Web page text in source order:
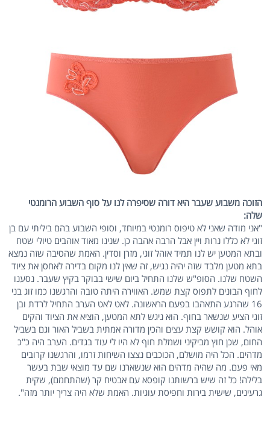
הזוכה משבוע שעבר היא דורה שסיפרה לנו על סוף השבוע הרומנטי
שלה:
"אני מודה שאני לא טיפוס רומנטי במיוחד, וסופי השבוע בהם ביליתי עם בן
זוגי לא כללו נרות ויין אבל הרבה אהבה כן. שנינו מאוד אוהבים טיולי שטח
ובתא המטען יש לנו תמיד אוהל זוגי, מזרן וסדין. האמת שהסיבה שזה נמצא
בתא מטען מלבד שזה יהיה נגיש, זה שאין לנו מקום בדירה לאחסן את ציוד
השטח שלנו. הסופ"ש שלנו התחיל ביום שישי בבוקר בקיץ שעבר. נסענו
לחוף הבונים לתפוס קצת שמש. האווירה היתה טובה והרגשנו כמו זוג בני
16 שהרגע התאהבו בפעם הראשונה. לאט לאט הערב התחיל לרדת ובן
זוגי הציע שנשאר בחוף. הוא ניגש לתא המטען, הוציא את הציוד והקים
אוהל. הוא קושש קצת עצים והכין מדורה אמתית בשביל האור וגם בשביל
החום, שכן חוץ מביקיני ושמלת חוף לא היו לי עוד בגדים. הערב היה כ"כ
מדהים. הכל היה מושלם, הכוכבים נצצו השיחות זרמו, והרגשנו קרובים
מאי פעם. מה שהיה מדהים הוא שנשארנו שם עד מוצאי שבת בעשר
בלילה! כל זה שיש ברשותנו קופסא עם אבטיח קר (שהתחמם), שקית
גרעינים, שישית בירות וחפיסת עוגיות. האמת שלא היה צריך יותר מזה".